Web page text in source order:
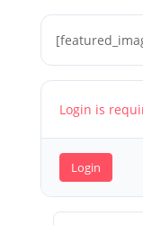
Login is
Login